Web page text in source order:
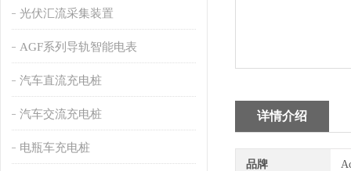
光伏汇流采集装置
AGF系列导轨智能电表
汽车直流充电桩
汽车交流充电桩
电瓶车充电桩
详情介绍
品牌